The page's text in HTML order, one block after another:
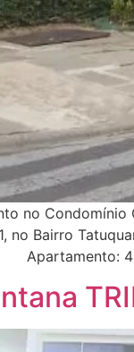
no Condomínio
no Bairro
Apartamento: